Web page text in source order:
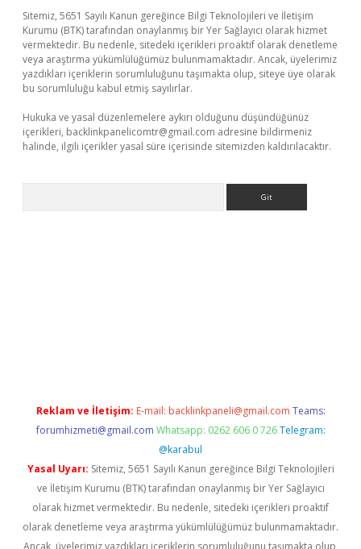
Sitemiz, 5651 Sayılı Kanun gereğince Bilgi Teknolojileri ve İletişim
Kurumu (BTK) tarafından onaylanmış bir Yer Sağlayıcı olarak hizmet
vermektedir. Bu nedenle, sitedeki içerikleri proaktif olarak denetleme
veya araştırma yükümlülüğümüz bulunmamaktadır. Ancak, üyelerimiz
yazdıkları içeriklerin sorumluluğunu taşımakta olup, siteye üye olarak
bu sorumluluğu kabul etmiş sayılırlar.
Hukuka ve yasal düzenlemelere aykırı olduğunu düşündüğünüz
içerikleri, backlinkpanelicomtr@gmail.com adresine bildirmeniz
halinde, ilgili içerikler yasal süre içerisinde sitemizden kaldırılacaktır.
Reklam ve İletişim: E-mail: backlinkpaneli@gmail.com Teams:
forumhizmeti@gmail.com Whatsapp: 0262 606 0 726 Telegram:
@karabul
Yasal Uyarı: Sitemiz, 5651 Sayılı Kanun gereğince Bilgi Teknolojileri
ve İletişim Kurumu (BTK) tarafından onaylanmış bir Yer Sağlayıcı
olarak hizmet vermektedir. Bu nedenle, sitedeki içerikleri proaktif
olarak denetleme veya araştırma yükümlülüğümüz bulunmamaktadır.
Ancak, üyelerimiz yazdıkları içeriklerin sorumluluğunu taşımakta olup,